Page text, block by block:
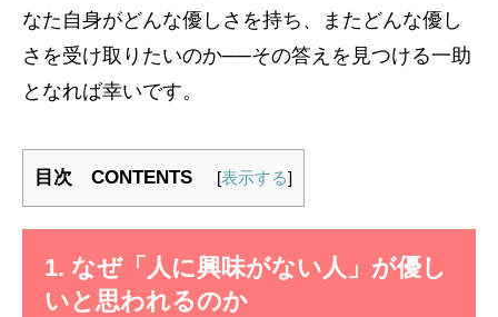
なた自身がどんな優しさを持ち、またどんな優し
さを受け取りたいのか──その答えを見つける一助
となれば幸いです。
目次 CONTENTS [表示する]
1. なぜ「人に興味がない人」が優し
いと思われるのか